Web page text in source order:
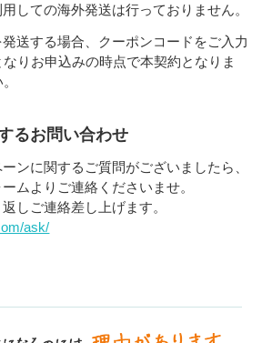
しての海外発送は行っておりません。
発送する場合、クーポンコードをご入力
りお申込みの時点で本契約となりま
るお問い合わせ
ンに関するご質問がございましたら、
ムよりご連絡くださいませ。
しご連絡差し上げます。
ask/